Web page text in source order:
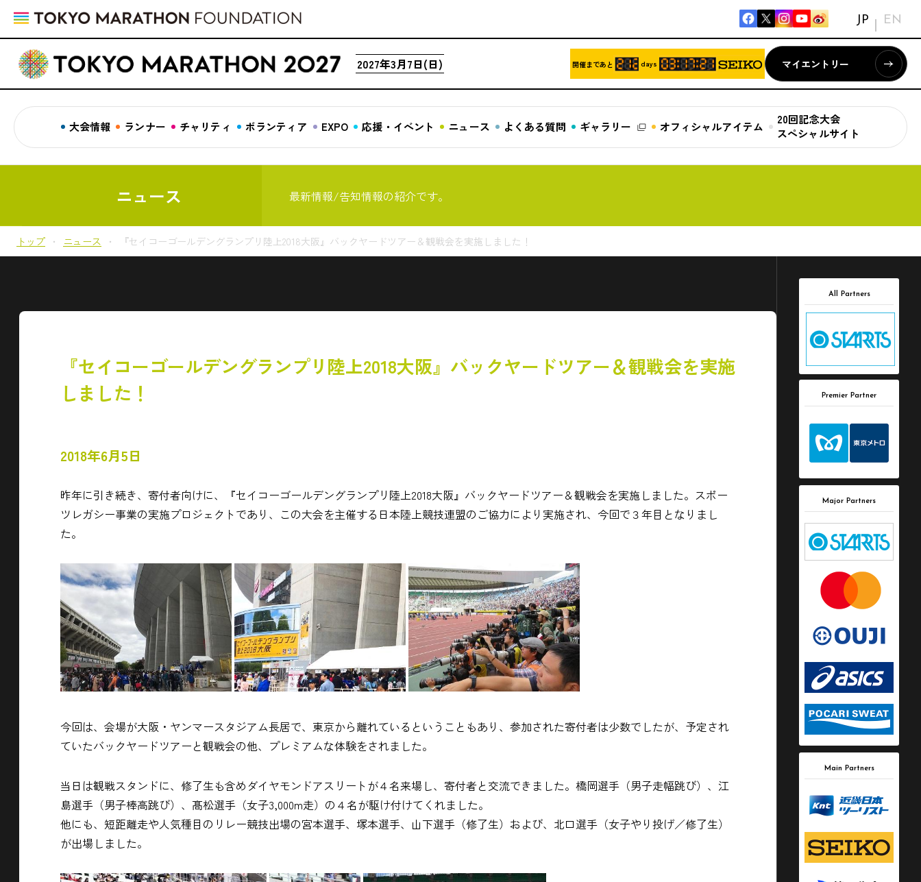
JP EN
2027年3月7日(日) 開催まであと days マイエントリー
大会情報 ランナー チャリティ ボランティア EXPO 応援・イベント ニュース よくある質問 ギャラリー オフィシャルアイテム
20回記念大会
スペシャルサイト
ニュース 最新情報/告知情報の紹介です。
トップ ニュース 『セイコーゴールデングランプリ陸上2018大阪』バックヤードツアー＆観戦会を実施しました！
『セイコーゴールデングランプリ陸上2018大阪』バックヤードツアー＆観戦会を実施
しました！
2018年6月5日
昨年に引き続き、寄付者向けに、『セイコーゴールデングランプリ陸上2018大阪』バックヤードツアー＆観戦会を実施しました。スポー
ツレガシー事業の実施プロジェクトであり、この大会を主催する日本陸上競技連盟のご協力により実施され、今回で３年目となりまし
た。
今回は、会場が大阪・ヤンマースタジアム長居で、東京から離れているということもあり、参加された寄付者は少数でしたが、予定され
ていたバックヤードツアーと観戦会の他、プレミアムな体験をされました。
当日は観戦スタンドに、修了生も含めダイヤモンドアスリートが４名来場し、寄付者と交流できました。橋岡選手（男子走幅跳び）、江
島選手（男子棒高跳び）、髙松選手（女子3,000m走）の４名が駆け付けてくれました。
他にも、短距離走や人気種目のリレー競技出場の宮本選手、塚本選手、山下選手（修了生）および、北口選手（女子やり投げ／修了生）
が出場しました。
All Partners
Premier Partner
Major Partners
Main Partners